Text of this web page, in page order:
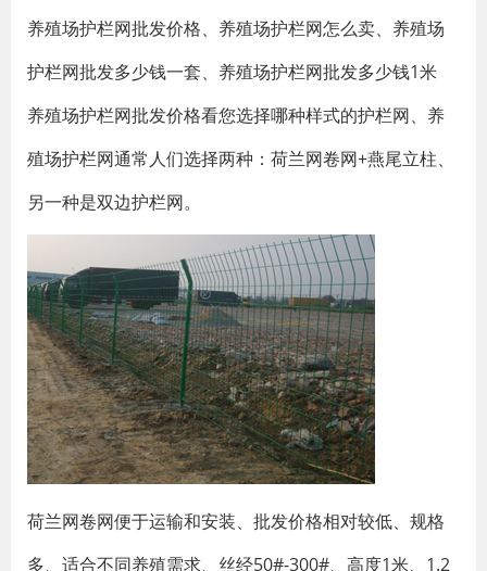
养殖场护栏网批发价格、养殖场护栏网怎么卖、养殖场
护栏网批发多少钱一套、养殖场护栏网批发多少钱1米
养殖场护栏网批发价格看您选择哪种样式的护栏网、养
殖场护栏网通常人们选择两种：荷兰网卷网+燕尾立柱、
另一种是双边护栏网。
荷兰网卷网便于运输和安装、批发价格相对较低、规格
多、适合不同养殖需求、丝经50#-300#、高度1米、1.2